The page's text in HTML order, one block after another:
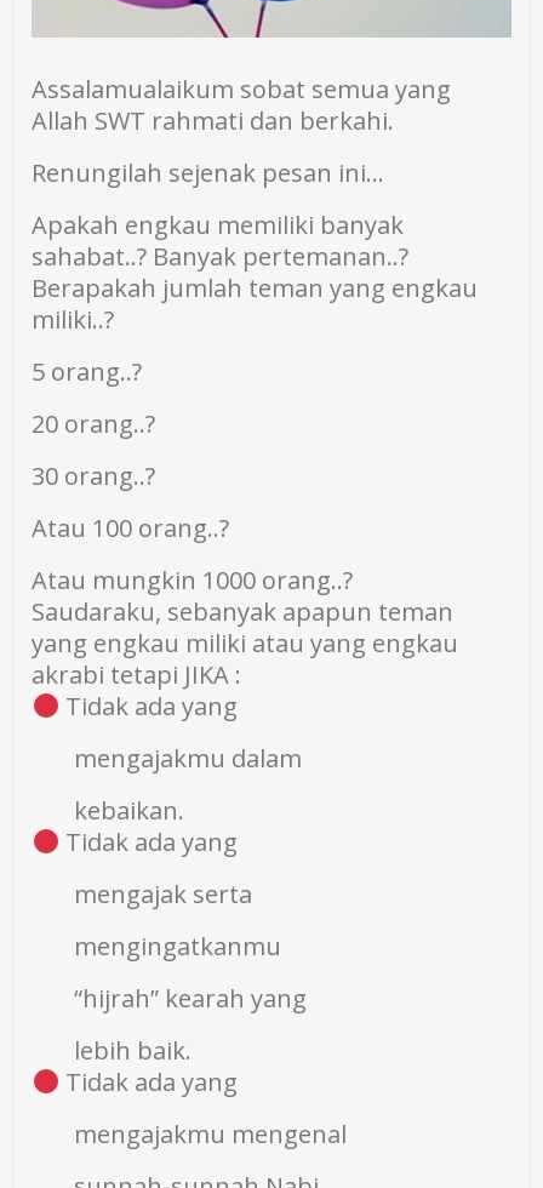
Assalamualaikum sobat semua yang
Allah SWT rahmati dan berkahi.
Renungilah sejenak pesan ini…
Apakah engkau memiliki banyak
sahabat..? Banyak pertemanan..?
Berapakah jumlah teman yang engkau
miliki..?
5 orang..?
20 orang..?
30 orang..?
Atau 100 orang..?
Atau mungkin 1000 orang..?
Saudaraku, sebanyak apapun teman
yang engkau miliki atau yang engkau
akrabi tetapi JIKA :
Tidak ada yang
mengajakmu dalam
kebaikan.
Tidak ada yang
mengajak serta
mengingatkanmu
“hijrah” kearah yang
lebih baik.
Tidak ada yang
mengajakmu mengenal